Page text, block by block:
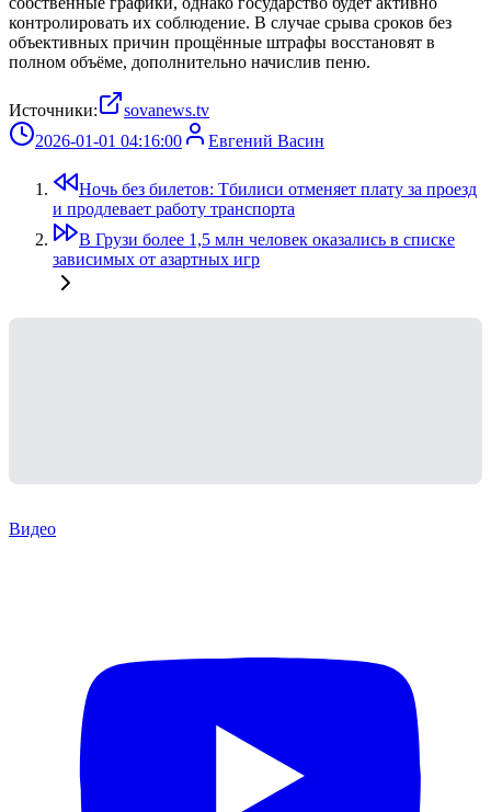
контролировать их соблюдение. В случае срыва сроков без
объективных причин прощённые штрафы восстановят в
полном объёме, дополнительно начислив пеню.
Источники:
sovanews.tv
2026-01-01 04:16:00
Евгений Васин
Ночь без билетов: Тбилиси отменяет плату за проезд
и продлевает работу транспорта
В Грузи более 1,5 млн человек оказались в списке
зависимых от азартных игр
Видео